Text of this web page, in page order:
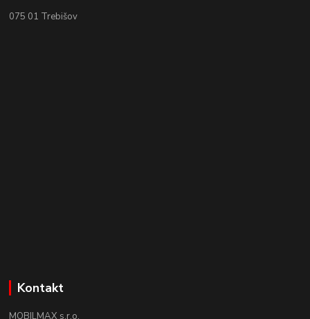
075 01 Trebišov
Kontakt
MOBILMAX s.r.o.